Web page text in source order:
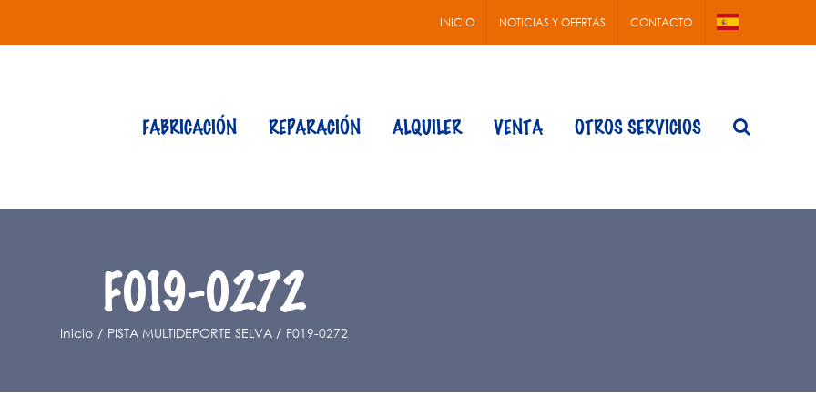
INICIO NOTICIAS Y OFERTAS CONTACTO
FABRICACIÓN REPARACIÓN ALQUILER VENTA OTROS SERVICIOS
F019-0272
Inicio PISTA MULTIDEPORTE SELVA F019-0272